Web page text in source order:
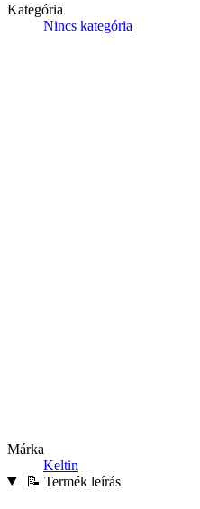
Kategória
Nincs kategória
Márka
Keltin
📝 Termék leírás